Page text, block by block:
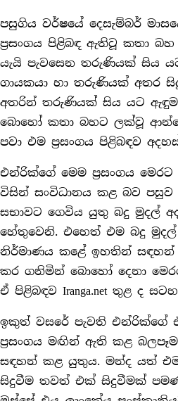
පසුගිය වර්ෂයේ දෙසැම්බර්
ප්‍රසංගය පිළිබඳ ඇතිවූ කතා
යැයි පැවසෙන තරුණියක් සිය
ගායකයා හා තරුණියක් අතර
අතරින් තරුණියක් සිය යට ඇඳුම
බොහෝ කතා බහට ලක්වූ
පවා එම ප්‍රසංගය පිළිබඳව
එන්රික්ගේ මෙම ප්‍රසංගය
විසින් සංවිධානය කළ බව පසුව
සභාවට ගෙවිය යුතු බදු මුදල්
හේතුවෙනි. එහෙත් එම බදු මුදල්
නිර්මාණය කළේ ඉහතින්
කර ගනිමින් බොහෝ දෙනා
ඒ පිළිබඳව Iranga.net තුළ ද
ඉකුත් වසරේ පැවති එන්රික්ගේ
ප්‍රසංගය මඟින් ඇති කළ
සඳහන් කළ යුතුය. මන්ද යත්
සිදුවීම තවත් එක් සිදුවීමක්